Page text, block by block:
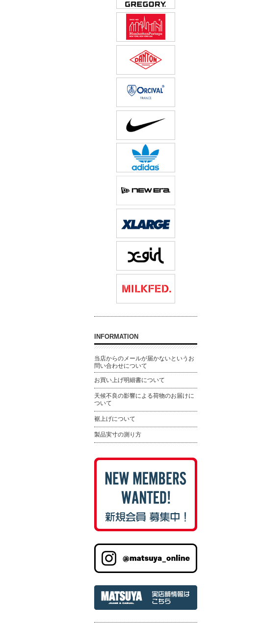
INFORMATION
当店からのメールが届かないというお
問い合わせについて
お買い上げ明細書について
天候不良の影響による荷物のお届けに
ついて
裾上げについて
製品実寸の測り方